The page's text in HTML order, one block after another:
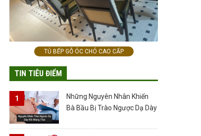
TỦ BẾP GỖ ÓC CHÓ CAO CẤP
TIN TIÊU ĐIỂM
Những Nguyên Nhân Khiến
Bà Bầu Bị Trào Ngược Dạ Dày